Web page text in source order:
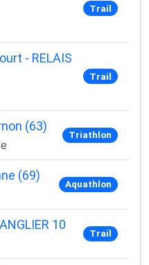
Trail
- RELAIS
Trail
(63)
Triathlon
(69)
Aquathlon
10
Trail